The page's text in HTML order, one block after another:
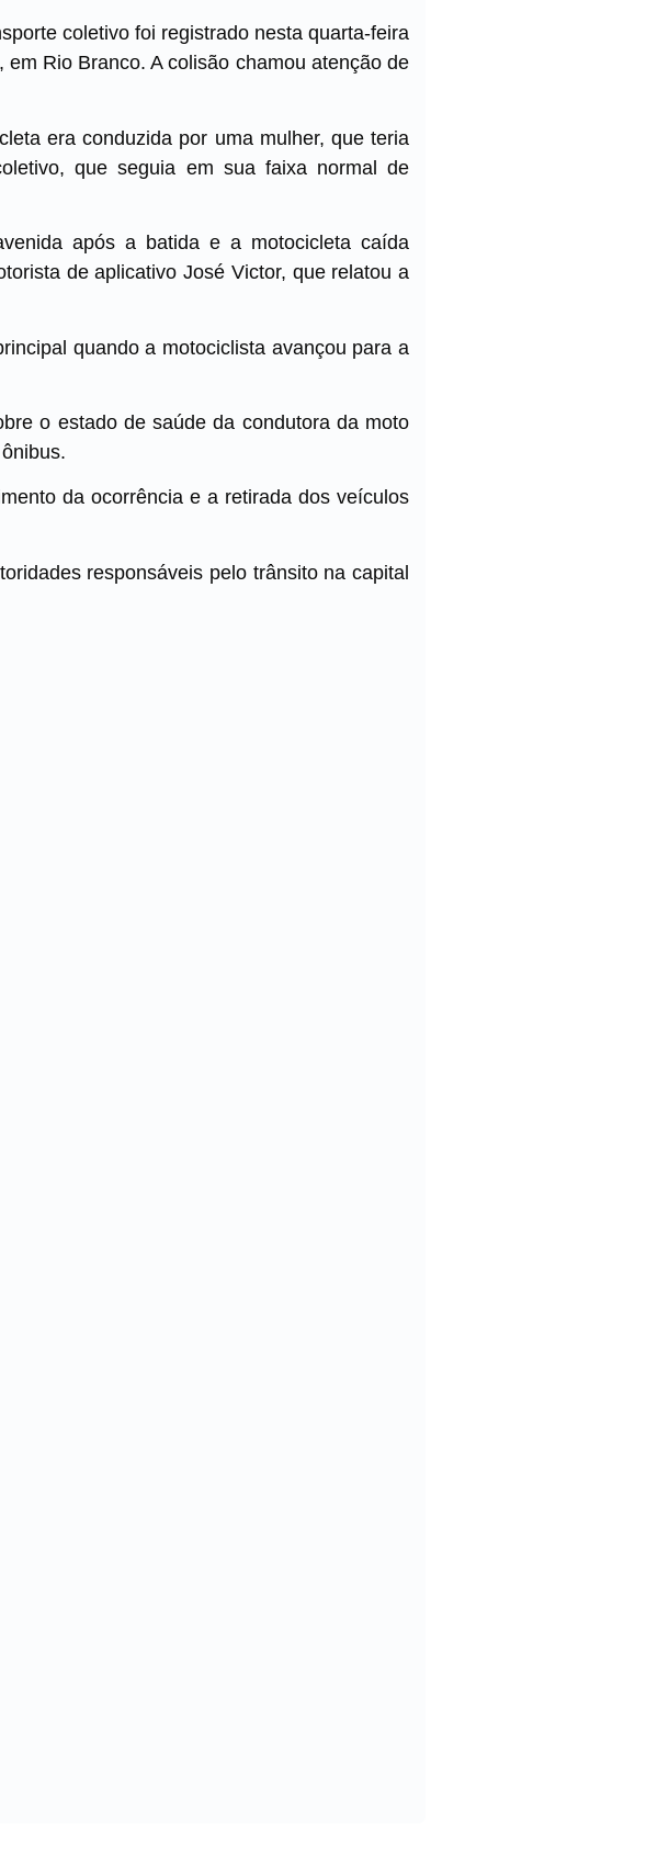
coletivo foi registrado nesta quarta-feira
Rio Branco. A colisão chamou atenção de
era conduzida por uma mulher, que teria
que seguia em sua faixa normal de
após a batida e a motocicleta caída
de aplicativo José Victor, que relatou a
quando a motociclista avançou para a
o estado de saúde da condutora da moto
da ocorrência e a retirada dos veículos
responsáveis pelo trânsito na capital